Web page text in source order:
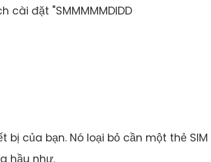
đặt "SMMMMMDIDD
bị của bạn. Nó loại bỏ cần một thẻ